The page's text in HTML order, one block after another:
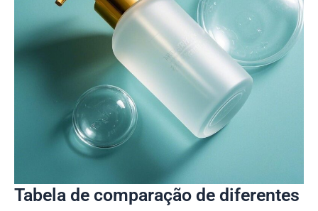
Tabela de comparação de diferentes